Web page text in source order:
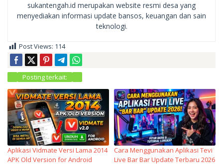
sukantengah.id merupakan website resmi desa yang
menyediakan informasi update bansos, keuangan dan sain
teknologi.
Post Views: 114
Posting terkait:
Aplikasi Vidmate Versi Lama 2014
APK Old Version for Android
Cara Menggunakan Aplikasi Tevi
Live Bar Bar Update Terbaru 2026